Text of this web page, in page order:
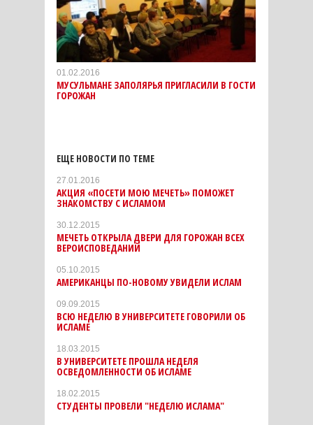
01.02.2016
МУСУЛЬМАНЕ ЗАПОЛЯРЬЯ ПРИГЛАСИЛИ В ГОСТИ
ГОРОЖАН
ЕЩЕ НОВОСТИ ПО ТЕМЕ
27.01.2016
АКЦИЯ «ПОСЕТИ МОЮ МЕЧЕТЬ» ПОМОЖЕТ
ЗНАКОМСТВУ С ИСЛАМОМ
30.12.2015
МЕЧЕТЬ ОТКРЫЛА ДВЕРИ ДЛЯ ГОРОЖАН ВСЕХ
ВЕРОИСПОВЕДАНИЙ
05.10.2015
АМЕРИКАНЦЫ ПО-НОВОМУ УВИДЕЛИ ИСЛАМ
09.09.2015
ВСЮ НЕДЕЛЮ В УНИВЕРСИТЕТЕ ГОВОРИЛИ ОБ
ИСЛАМЕ
18.03.2015
В УНИВЕРСИТЕТЕ ПРОШЛА НЕДЕЛЯ
ОСВЕДОМЛЕННОСТИ ОБ ИСЛАМЕ
18.02.2015
СТУДЕНТЫ ПРОВЕЛИ "НЕДЕЛЮ ИСЛАМА"